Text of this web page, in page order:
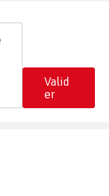
Valid
er